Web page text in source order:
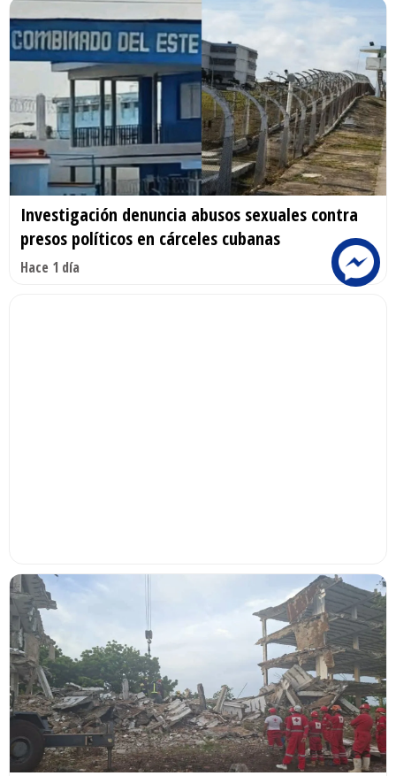
Investigación denuncia abusos sexuales contra
presos políticos en cárceles cubanas
Hace 1 día